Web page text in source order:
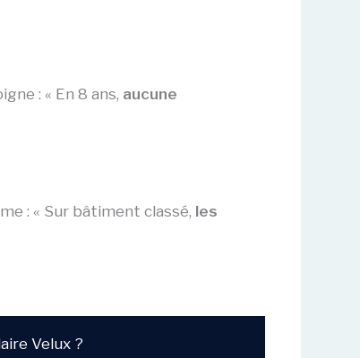
: « En 8 ans, aucune
: « Sur bâtiment classé, les
Velux ?